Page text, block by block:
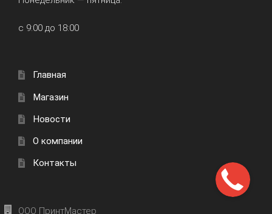
с 9:00 до 18:00
Главная
Магазин
Новости
О компании
Контакты
ООО ПринтМастер